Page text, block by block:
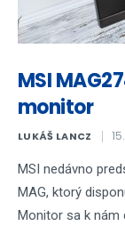
MSI
monitor
LUKÁŠ LANCZ
MSI nedávno
MAG, ktorý
Monitor sa k nám